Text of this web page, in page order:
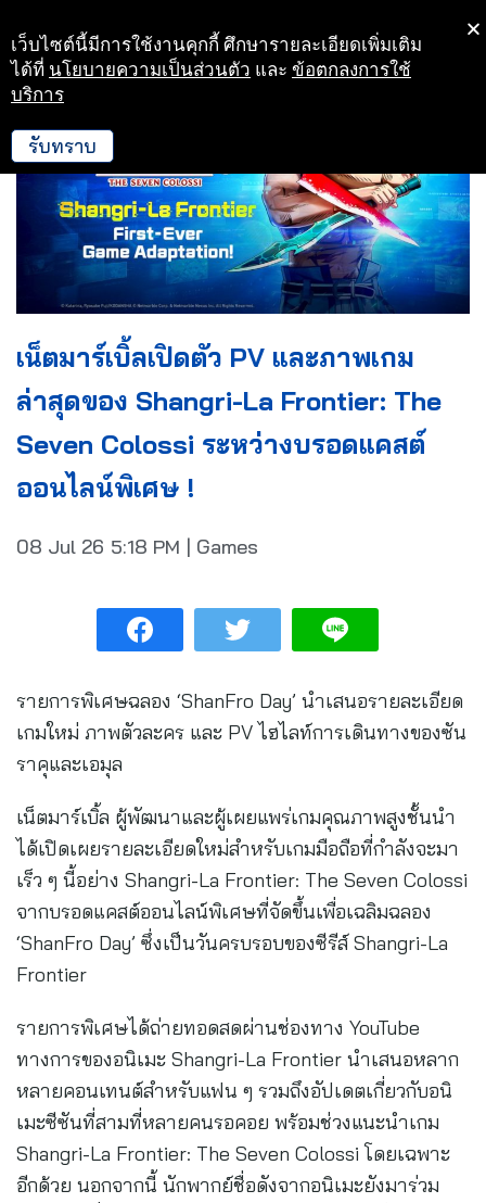
Skip
to
เน็ตมาร์เบิ้ลเปิดตัว PV และภาพเกม
ล่าสุดของ Shangri-La Frontier: The
Seven Colossi ระหว่างบรอดแคสต์
ออนไลน์พิเศษ !
08 Jul 26 5:18 PM | Games
รายการพิเศษฉลอง ‘ShanFro Day’ นำเสนอรายละเอียด
เกมใหม่ ภาพตัวละคร และ PV ไฮไลท์การเดินทางของซัน
ราคุและเอมุล
เน็ตมาร์เบิ้ล ผู้พัฒนาและผู้เผยแพร่เกมคุณภาพสูงชั้นนำ
ได้เปิดเผยรายละเอียดใหม่สำหรับเกมมือถือที่กำลังจะมา
เร็ว ๆ นี้อย่าง Shangri-La Frontier: The Seven Colossi
จากบรอดแคสต์ออนไลน์พิเศษที่จัดขึ้นเพื่อเฉลิมฉลอง
‘ShanFro Day’ ซึ่งเป็นวันครบรอบของซีรีส์ Shangri-La
Frontier
รายการพิเศษได้ถ่ายทอดสดผ่านช่องทาง YouTube
ทางการของอนิเมะ Shangri-La Frontier นำเสนอหลาก
หลายคอนเทนต์สำหรับแฟน ๆ รวมถึงอัปเดตเกี่ยวกับอนิ
เมะซีซันที่สามที่หลายคนรอคอย พร้อมช่วงแนะนำเกม
Shangri-La Frontier: The Seven Colossi โดยเฉพาะ
อีกด้วย นอกจากนี้ นักพากย์ชื่อดังจากอนิเมะยังมาร่วม
เว็บไซต์นี้มีการใช้งานคุกกี้ ศึกษารายละเอียดเพิ่มเติม
ได้ที่ นโยบายความเป็นส่วนตัว และ ข้อตกลงการใช้
บริการ
รับทราบ